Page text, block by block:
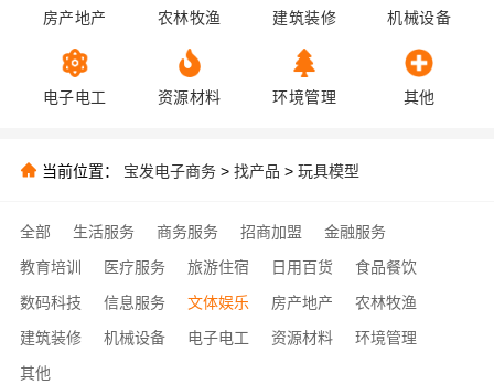
房产地产 农林牧渔 建筑装修 机械设备
电子电工 资源材料 环境管理 其他
当前位置： 宝发电子商务 > 找产品 > 玩具模型
全部 生活服务 商务服务 招商加盟
金融服务
教育培训
医疗服务 旅游住宿 日用百货
食品餐饮
数码科技
信息服务 文体娱乐 房产地产
农林牧渔
建筑装修
机械设备 电子电工 资源材料
环境管理
其他